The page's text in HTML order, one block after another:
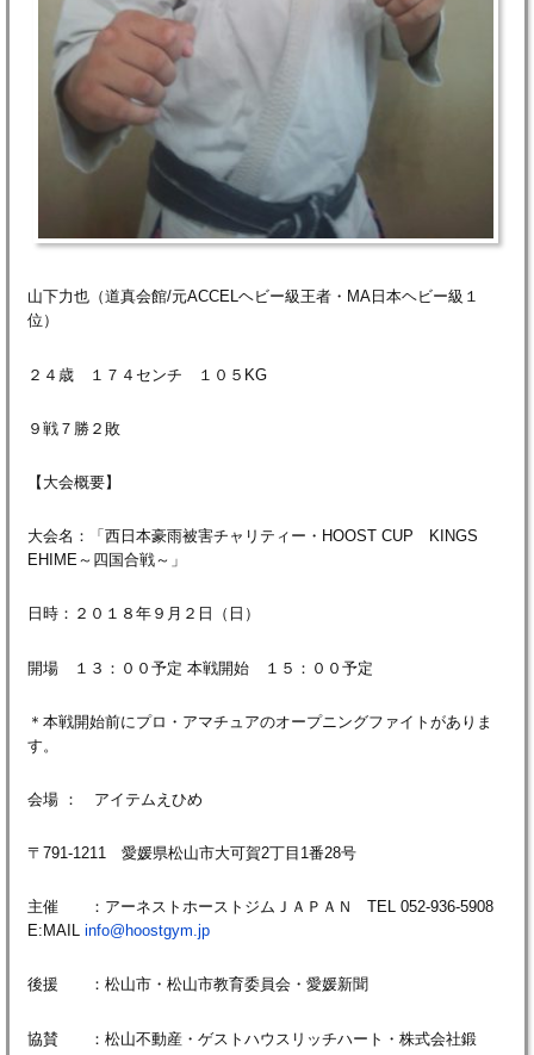
山下力也（道真会館/元ACCELヘビー級王者・MA日本ヘビー級１
位）
２４歳 １７４センチ １０５KG
９戦７勝２敗
【大会概要】
大会名：「西日本豪雨被害チャリティー・HOOST CUP KINGS
EHIME～四国合戦～」
日時：２０１８年９月２日（日）
開場 １３：００予定 本戦開始 １５：００予定
＊本戦開始前にプロ・アマチュアのオープニングファイトがありま
す。
会場 ： アイテムえひめ
〒791-1211 愛媛県松山市大可賀2丁目1番28号
主催 ：アーネストホーストジムＪＡＰＡＮ TEL 052-936-5908
E:MAIL info@hoostgym.jp
後援 ：松山市・松山市教育委員会・愛媛新聞
協賛 ：松山不動産・ゲストハウスリッチハート・株式会社鍛